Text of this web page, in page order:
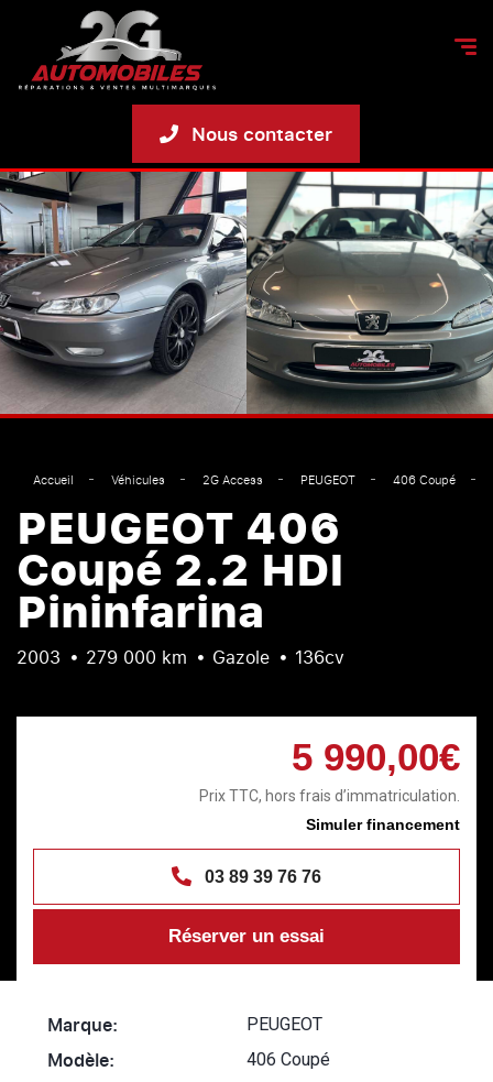
Nous contacter
Accueil Véhicules 2G Access PEUGEOT 406 Coupé
PEUGEOT 406
Coupé 2.2 HDI
Pininfarina
2003 279 000 km Gazole 136cv
5 990,00€
Prix TTC, hors frais d’immatriculation.
Simuler financement
03 89 39 76 76
Réserver un essai
Marque: PEUGEOT
Modèle: 406 Coupé